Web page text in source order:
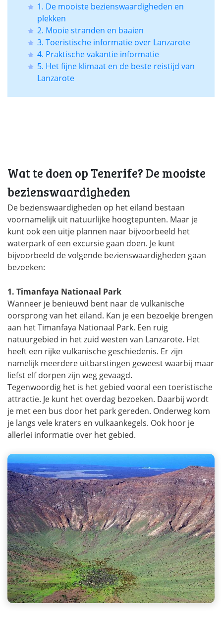
1. De mooiste bezienswaardigheden en
plekken
2. Mooie stranden en baaien
3. Toeristische informatie over Lanzarote
4. Praktische vakantie informatie
5. Het fijne klimaat en de beste reistijd van
Lanzarote
Wat te doen op Tenerife? De mooiste
bezienswaardigheden
De bezienswaardigheden op het eiland bestaan
voornamelijk uit natuurlijke hoogtepunten. Maar je
kunt ook een uitje plannen naar bijvoorbeeld het
waterpark of een excursie gaan doen. Je kunt
bijvoorbeeld de volgende bezienswaardigheden gaan
bezoeken:
1. Timanfaya Nationaal Park
Wanneer je benieuwd bent naar de vulkanische
oorsprong van het eiland. Kan je een bezoekje brengen
aan het Timanfaya Nationaal Park. Een ruig
natuurgebied in het zuid westen van Lanzarote. Het
heeft een rijke vulkanische geschiedenis. Er zijn
namelijk meerdere uitbarstingen geweest waarbij maar
liefst elf dorpen zijn weg gevaagd.
Tegenwoordig het is het gebied vooral een toeristische
attractie. Je kunt het overdag bezoeken. Daarbij wordt
je met een bus door het park gereden. Onderweg kom
je langs vele kraters en vulkaankegels. Ook hoor je
allerlei informatie over het gebied.